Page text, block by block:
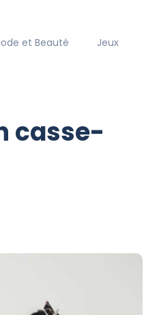
et Beauté Jeux
casse-